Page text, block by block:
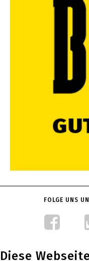
FOLGE UNS
Diese